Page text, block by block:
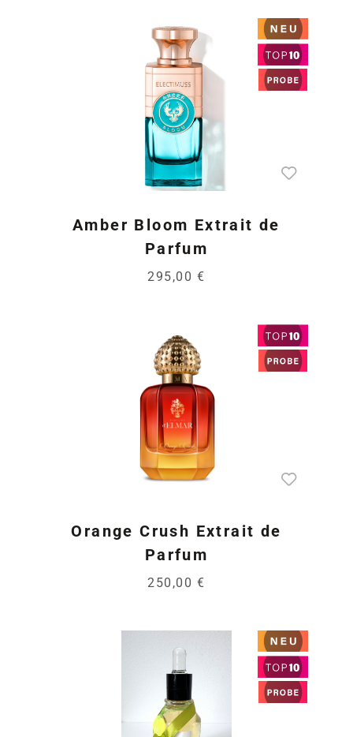
Amber Bloom Extrait de
Parfum
295,00 €
Orange Crush Extrait de
Parfum
250,00 €